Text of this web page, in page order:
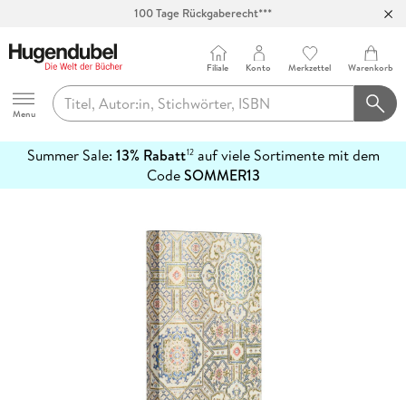
100 Tage Rückgaberecht***
Hugendubel
Menu
Filiale Konto Merkzettel Warenkorb
Summer Sale: 13% Rabatt12auf viele Sortimente mit dem
CodeSOMMER13
erfahren